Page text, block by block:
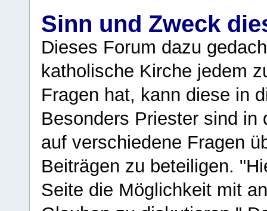
Sinn und Zweck
Dieses Forum dazu
katholische Kirche jedem
Fragen hat, kann diese in
Besonders Priester sind in
auf verschiedene Fragen
Beiträgen zu beteiligen.
Seite die Möglichkeit mit